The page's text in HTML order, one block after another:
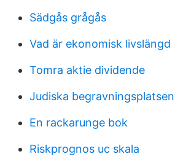
Sädgås grågås
Vad är ekonomisk livslängd
Tomra aktie dividende
Judiska
En rackarunge bok
Riskprognos uc skala